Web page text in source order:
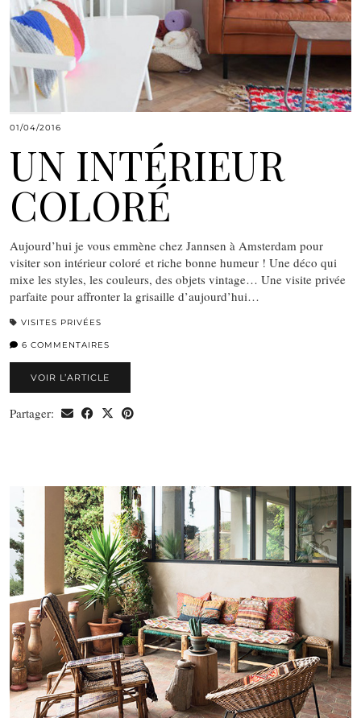
01/04/2016
UN INTÉRIEUR
COLORÉ
Aujourd’hui je vous emmène chez Jannsen à Amsterdam pour
visiter son intérieur coloré et riche bonne humeur ! Une déco qui
mixe les styles, les couleurs, des objets vintage… Une visite privée
parfaite pour affronter la grisaille d’aujourd’hui…
VISITES PRIVÉES
6 COMMENTAIRES
VOIR L’ARTICLE
Partager: